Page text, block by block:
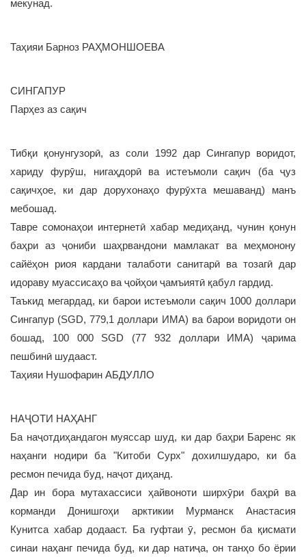
мекунад.
Таҳияи Барноз РАҲМОНШОЕВА
СИНГАПУР
Парҳез аз сақич
Тибқи қонунгузорӣ, аз соли 1992 дар Сингапур воридот,
хариду фурӯш, нигаҳдорӣ ва истеъмоли сақич (ба ҷуз
сақичҳое, ки дар дорухонаҳо фурӯхта мешаванд) манъ
мебошад.
Тавре сомонаҳои интернетӣ хабар медиҳанд, чунин қонун
баҳри аз ҷониби шаҳрвандони мамлакат ва меҳмонону
сайёҳон риоя кардани талаботи санитарӣ ва тозагӣ дар
идораву муассисаҳо ва ҷойҳои ҷамъиятӣ қабул гардид.
Таъкид мегардад, ки барои истеъмоли сақич 1000 доллари
Сингапур (SGD, 779,1 доллари ИМА) ва барои воридоти он
бошад, 100 000 SGD (77 932 доллари ИМА) ҷарима
пешбинӣ шудааст.
Таҳияи Нушофарин АБДУЛЛО
НАҶОТИ НАҲАНГ
Ба наҷотдиҳандагон муяссар шуд, ки дар баҳри Баренс як
наҳанги нодири ба "Китоби Сурх" дохилшударо, ки ба
ресмон печида буд, наҷот диҳанд.
Дар ин бора мутахассиси ҳайвоноти ширхӯри баҳрӣ ва
корманди Донишгоҳи арктикии Мурманск Анастасия
Кунитса хабар додааст. Ба гуфтаи ӯ, ресмон ба қисмати
синаи наҳанг печида буд, ки дар натиҷа, он танҳо бо ёрии